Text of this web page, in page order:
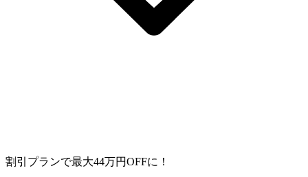
割引プランで最大44万円OFFに！